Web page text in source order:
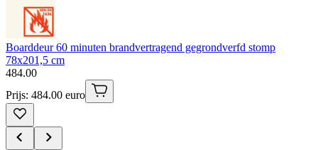
Boarddeur 60 minuten brandvertragend gegrondverfd stomp
78x201,5 cm
484.00
Prijs: 484.00 euro